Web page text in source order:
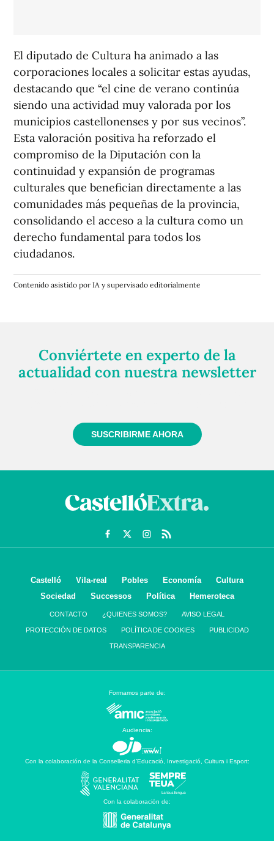
El diputado de Cultura ha animado a las
corporaciones locales a solicitar estas ayudas,
destacando que “el cine de verano continúa
siendo una actividad muy valorada por los
municipios castellonenses y por sus vecinos”.
Esta valoración positiva ha reforzado el
compromiso de la Diputación con la
continuidad y expansión de programas
culturales que benefician directamente a las
comunidades más pequeñas de la provincia,
consolidando el acceso a la cultura como un
derecho fundamental para todos los
ciudadanos.
Contenido asistido por IA y supervisado editorialmente
Conviértete en experto de la
actualidad con nuestra newsletter
SUSCRIBIRME AHORA
Castelló Vila-real Pobles Economía
Cultura
Sociedad
Successos Política Hemeroteca
CONTACTO ¿QUIENES SOMOS? AVISO LEGAL
PROTECCIÓN DE DATOS POLÍTICA DE COOKIES PUBLICIDAD
TRANSPARENCIA
Formamos parte de:
Audiencia:
Con la colaboración de la Conselleria d’Educació, Investigació, Cultura i Esport:
Con la colaboración de: